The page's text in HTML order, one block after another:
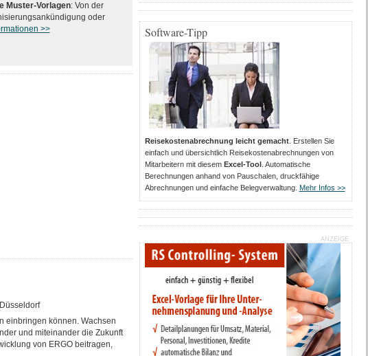
Muster-Vorlagen: Von der
oder
>>
Düsseldorf
einbringen können. Wachsen
und miteinander die Zukunft
von ERGO beitragen,
Software-Tipp
Reisekostenabrechnung leicht gemacht. Erstellen Sie
einfach und übersichtlich Reisekostenabrechnungen von
Mitarbeitern mit diesem Excel-Tool. Automatische
Berechnungen anhand von Pauschalen, druckfähige
Abrechnungen und einfache Belegverwaltung. Mehr Infos >>
ANZEIGE